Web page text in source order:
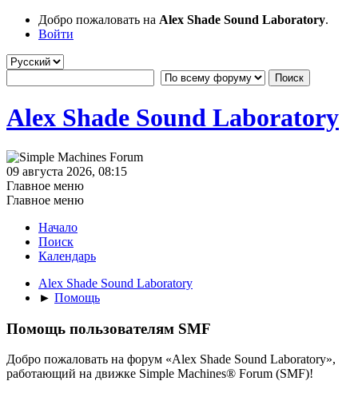
Добро пожаловать на Alex Shade Sound Laboratory.
Войти
Alex Shade Sound Laboratory
09 августа 2026, 08:15
Главное меню
Главное меню
Начало
Поиск
Календарь
Alex Shade Sound Laboratory
► Помощь
Помощь пользователям SMF
Добро пожаловать на форум «Alex Shade Sound Laboratory»,
работающий на движке Simple Machines® Forum (SMF)!